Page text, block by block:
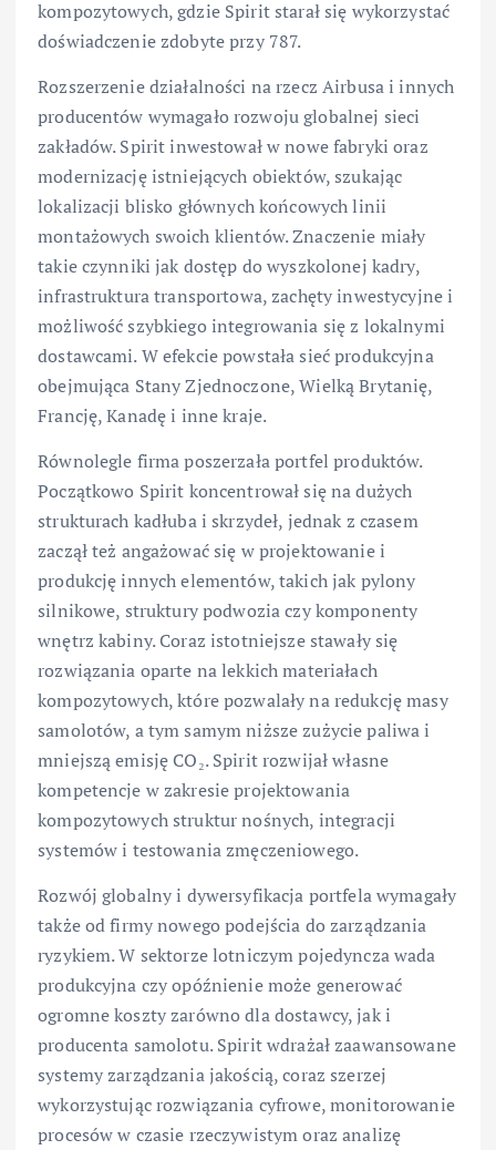
kompozytowych, gdzie Spirit starał się wykorzystać
doświadczenie zdobyte przy 787.
Rozszerzenie działalności na rzecz Airbusa i innych
producentów wymagało rozwoju globalnej sieci
zakładów. Spirit inwestował w nowe fabryki oraz
modernizację istniejących obiektów, szukając
lokalizacji blisko głównych końcowych linii
montażowych swoich klientów. Znaczenie miały
takie czynniki jak dostęp do wyszkolonej kadry,
infrastruktura transportowa, zachęty inwestycyjne i
możliwość szybkiego integrowania się z lokalnymi
dostawcami. W efekcie powstała sieć produkcyjna
obejmująca Stany Zjednoczone, Wielką Brytanię,
Francję, Kanadę i inne kraje.
Równolegle firma poszerzała portfel produktów.
Początkowo Spirit koncentrował się na dużych
strukturach kadłuba i skrzydeł, jednak z czasem
zaczął też angażować się w projektowanie i
produkcję innych elementów, takich jak pylony
silnikowe, struktury podwozia czy komponenty
wnętrz kabiny. Coraz istotniejsze stawały się
rozwiązania oparte na lekkich materiałach
kompozytowych, które pozwalały na redukcję masy
samolotów, a tym samym niższe zużycie paliwa i
mniejszą emisję CO₂. Spirit rozwijał własne
kompetencje w zakresie projektowania
kompozytowych struktur nośnych, integracji
systemów i testowania zmęczeniowego.
Rozwój globalny i dywersyfikacja portfela wymagały
także od firmy nowego podejścia do zarządzania
ryzykiem. W sektorze lotniczym pojedyncza wada
produkcyjna czy opóźnienie może generować
ogromne koszty zarówno dla dostawcy, jak i
producenta samolotu. Spirit wdrażał zaawansowane
systemy zarządzania jakością, coraz szerzej
wykorzystując rozwiązania cyfrowe, monitorowanie
procesów w czasie rzeczywistym oraz analizę